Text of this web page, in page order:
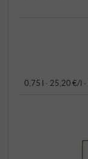
0,75 l · 25,20 €/l ·